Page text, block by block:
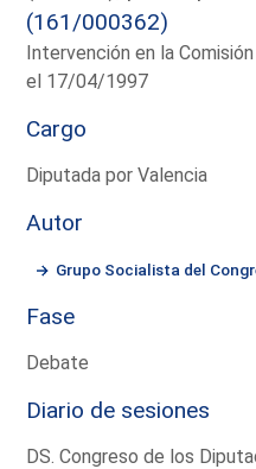
(161/000362)
Intervención en la
el 17/04/1997
Cargo
Diputada por Valencia
Autor
Grupo Socialista del
Fase
Debate
Diario de sesiones
DS. Congreso de los